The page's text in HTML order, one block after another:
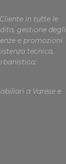
in tutte le
gestione degli
e promozioni
tecnica,
a Varese e